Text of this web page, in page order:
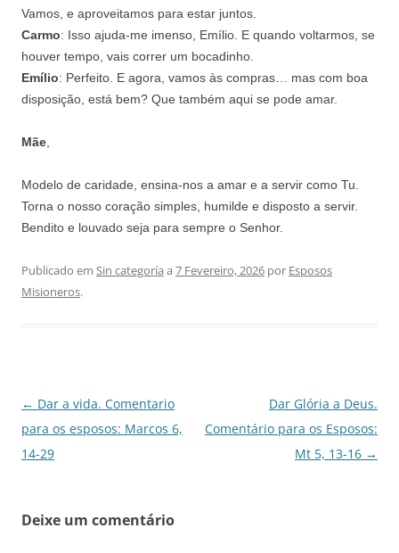
Vamos, e aproveitamos para estar juntos.
Carmo: Isso ajuda‑me imenso, Emílio. E quando voltarmos, se
houver tempo, vais correr um bocadinho.
Emílio: Perfeito. E agora, vamos às compras… mas com boa
disposição, está bem? Que também aqui se pode amar.
Mãe
Modelo de caridade, ensina‑nos a amar e a servir como Tu.
Torna o nosso coração simples, humilde e disposto a servir.
Bendito e louvado seja para sempre o Senhor.
Publicado em Sin categoría a 7 Fevereiro, 2026 por Esposos
Misioneros.
Navegação
de
artigos
← Dar a vida. Comentario
para os esposos: Marcos 6,
14-29
Dar Glória a Deus.
Comentário para os Esposos:
Mt 5, 13-16 →
Deixe um comentário